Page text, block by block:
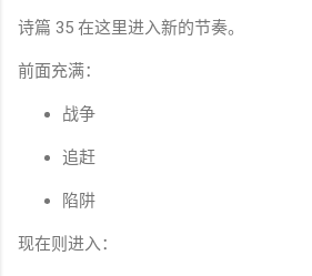
诗篇 35 在这里进入新的节奏。
前面充满：
战争
追赶
陷阱
现在则进入：